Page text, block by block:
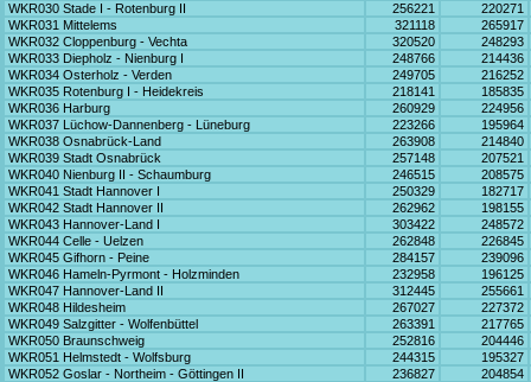
WKR030 Stade I - Rotenburg II
256221
220271
WKR031 Mittelems
321118
265917
WKR032 Cloppenburg - Vechta
320520
248293
WKR033 Diepholz - Nienburg I
248766
214436
WKR034 Osterholz - Verden
249705
216252
WKR035 Rotenburg I - Heidekreis
218141
185835
WKR036 Harburg
260929
224956
WKR037 Lüchow-Dannenberg - Lüneburg
223266
195964
WKR038 Osnabrück-Land
263908
214840
WKR039 Stadt Osnabrück
257148
207521
WKR040 Nienburg II - Schaumburg
246515
208575
WKR041 Stadt Hannover I
250329
182717
WKR042 Stadt Hannover II
262962
198155
WKR043 Hannover-Land I
303422
248572
WKR044 Celle - Uelzen
262848
226845
WKR045 Gifhorn - Peine
284157
239096
WKR046 Hameln-Pyrmont - Holzminden
232958
196125
WKR047 Hannover-Land II
312445
255661
WKR048 Hildesheim
267027
227372
WKR049 Salzgitter - Wolfenbüttel
263391
217765
WKR050 Braunschweig
252816
204446
WKR051 Helmstedt - Wolfsburg
244315
195327
WKR052 Goslar - Northeim - Göttingen II
236827
204854